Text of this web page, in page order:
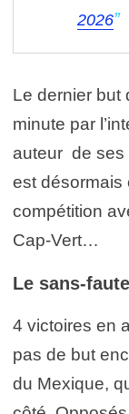
2026
Le dernier but
minute par
auteur de ses
est désormais
compétition
Cap-Vert…
Le sans-
4 victoires en
pas de but
du Mexique,